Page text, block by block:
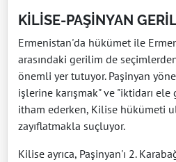
KİLİSE-PAŞİNYAN
Ermenistan'da hükümet ile
arasındaki gerilim de
önemli yer tutuyor. Paşinyan
işlerine karışmak" ve "iktidarı ele
itham ederken, Kilise hükümeti
zayıflatmakla suçluyor.
Kilise ayrıca, Paşinyan'ı 2.